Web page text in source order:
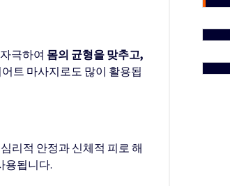
극하여 몸의 균형을 맞추고,
트 마사지로도 많이 활용됩
리적 안정과 신체적 피로 해
용됩니다.